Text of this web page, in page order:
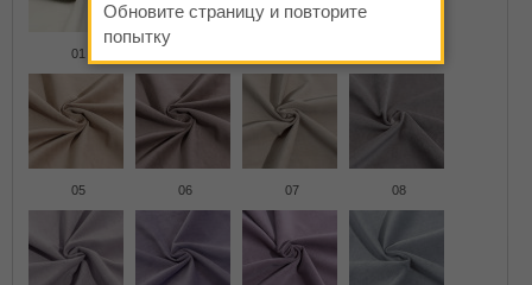
01
05 06 07 08
Обновите страницу и повторите
попытку